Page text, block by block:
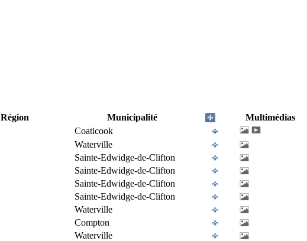
Région Municipalité
Multimédias
Coaticook
Waterville
Sainte-Edwidge-de-Clifton
Sainte-Edwidge-de-Clifton
Sainte-Edwidge-de-Clifton
Sainte-Edwidge-de-Clifton
Waterville
Compton
Waterville